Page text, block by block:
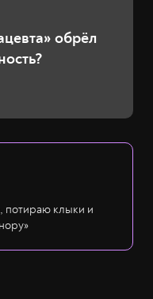
обрёл
потираю клыки и